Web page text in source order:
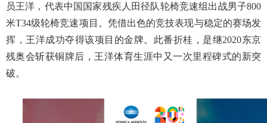
员王洋，代表中国国家残疾人田径队轮椅竞速组出战男子800
米T34级轮椅竞速项目。凭借出色的竞技表现与稳定的赛场发
挥，王洋成功夺得该项目的金牌。此番折桂，是继2020东京
残奥会斩获铜牌后，王洋体育生涯中又一次里程碑式的新突
破。